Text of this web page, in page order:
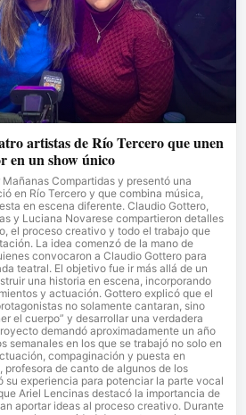
artistas de Río Tercero que unen
en un show único
Compartidas y presentó una
en Río Tercero y que combina música,
en escena diferente. Claudio Gottero,
y Luciana Novarese compartieron detalles
el proceso creativo y todo el trabajo que
La idea comenzó de la mano de
convocaron a Claudio Gottero para
teatral. El objetivo fue ir más allá de un
una historia en escena, incorporando
y actuación. Gottero explicó que el
no solamente cantaran, sino
el cuerpo” y desarrollar una verdadera
demandó aproximadamente un año
semanales en los que se trabajó no solo en
compaginación y puesta en
de canto de algunos de los
su experiencia para potenciar la parte vocal
Ariel Lencinas destacó la importancia de
aportar ideas al proceso creativo. Durante